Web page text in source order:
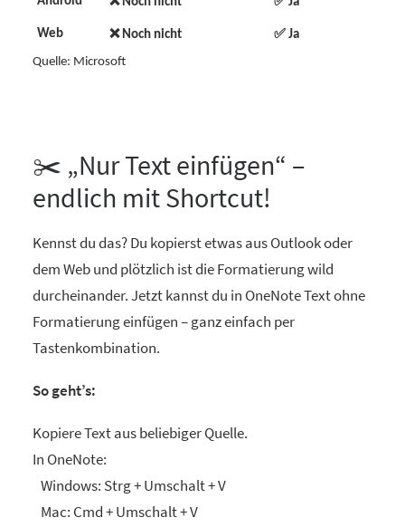
Web ❌Noch nicht ✅ Ja
Quelle: Microsoft
✂️ „Nur Text einfügen“ –
endlich mit Shortcut!
Kennst du das? Du kopierst etwas aus Outlook oder
dem Web und plötzlich ist die Formatierung wild
durcheinander. Jetzt kannst du in OneNote Text ohne
Formatierung einfügen – ganz einfach per
Tastenkombination.
So geht’s:
Kopiere Text aus beliebiger Quelle.
In OneNote:
Windows: Strg + Umschalt + V
Mac: Cmd + Umschalt + V